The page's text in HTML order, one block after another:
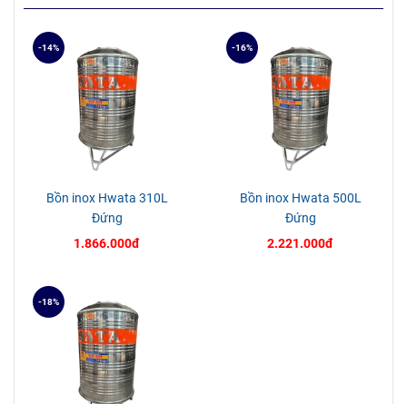
Bồn inox Hwata 310L
Đứng
1.866.000đ
-14%
Bồn inox Hwata 500L
Đứng
2.221.000đ
-16%
-18%